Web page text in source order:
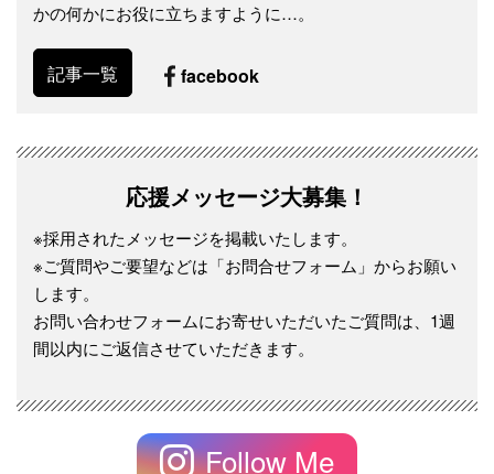
かの何かにお役に立ちますように…。
記事一覧 facebook
応援メッセージ大募集！
※採用されたメッセージを掲載いたします。
※ご質問やご要望などは「お問合せフォーム」からお願い
します。
お問い合わせフォームにお寄せいただいたご質問は、1週
間以内にご返信させていただきます。
Follow Me